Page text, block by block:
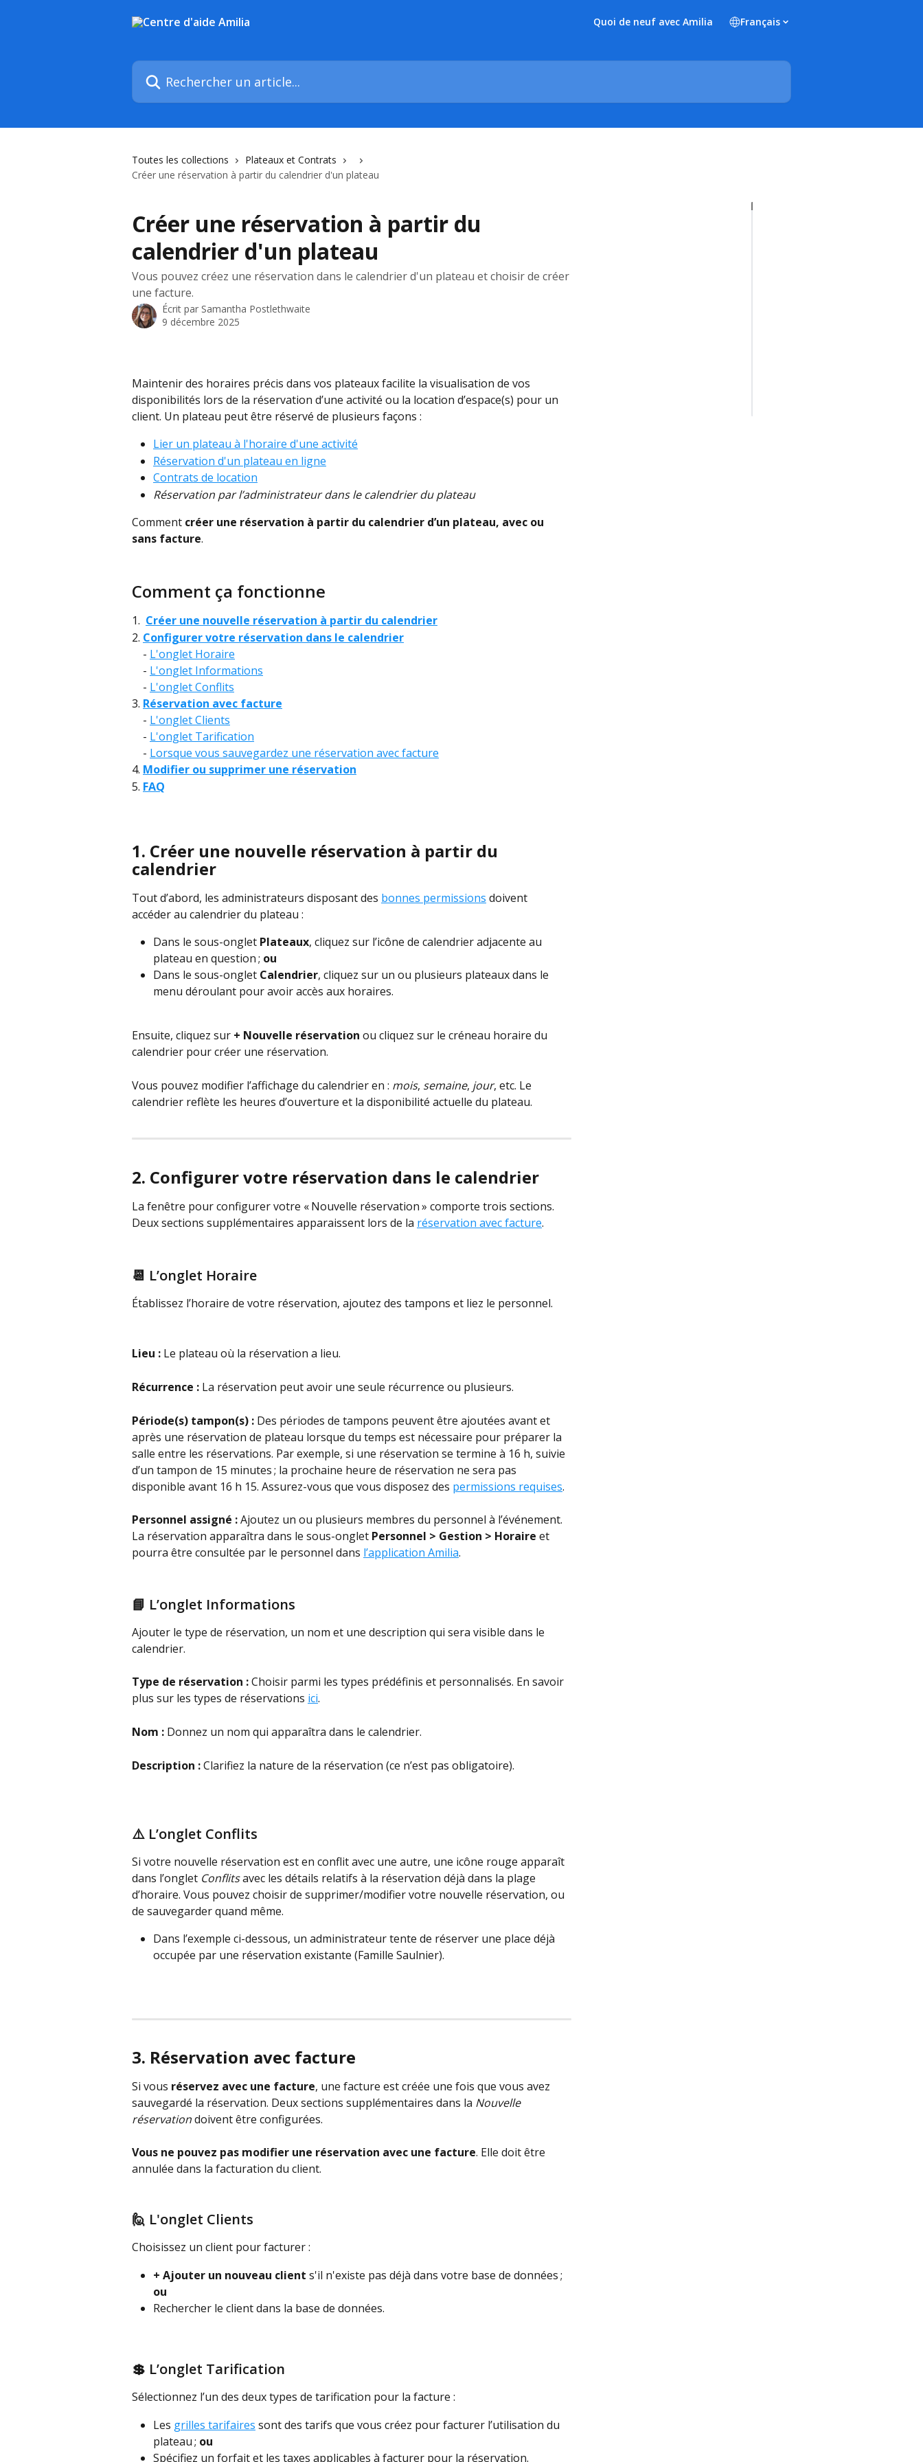
Quoi de neuf avec Amilia Français
Rechercher un article...
Toutes les collections
Plateaux et Contrats
Créer une réservation à partir du calendrier d'un plateau
Créer une réservation à partir du
calendrier d'un plateau
Vous pouvez créez une réservation dans le calendrier d'un plateau et choisir de créer
une facture.
Écrit par Samantha Postlethwaite
9 décembre 2025
Maintenir des horaires précis dans vos plateaux facilite la visualisation de vos
disponibilités lors de la réservation d’une activité ou la location d’espace(s) pour un
client. Un plateau peut être réservé de plusieurs façons :
Lier un plateau à l'horaire d'une activité
Réservation d'un plateau en ligne
Contrats de location
Réservation par l’administrateur dans le calendrier du plateau
Comment créer une réservation à partir du calendrier d’un plateau, avec ou
sans facture.
Comment ça fonctionne
1. Créer une nouvelle réservation à partir du calendrier
2. Configurer votre réservation dans le calendrier
- L'onglet Horaire
- L'onglet Informations
- L'onglet Conflits
3. Réservation avec facture
- L'onglet Clients
- L'onglet Tarification
    -
Lorsque vous sauvegardez une réservation avec facture
4. Modifier ou supprimer une réservation
5. FAQ
1. Créer une nouvelle réservation à partir du
calendrier
Tout d’abord, les administrateurs disposant des bonnes permissions doivent
accéder au calendrier du plateau :
Dans le sous-onglet Plateaux, cliquez sur l’icône de calendrier adjacente au
plateau en question ; ou
Dans le sous-onglet Calendrier, cliquez sur un ou plusieurs plateaux dans le
menu déroulant pour avoir accès aux horaires.
Ensuite, cliquez sur + Nouvelle réservation ou cliquez sur le créneau horaire du
calendrier pour créer une réservation.
Vous pouvez modifier l’affichage du calendrier en : mois, semaine, jour, etc. Le
calendrier reflète les heures d’ouverture et la disponibilité actuelle du plateau.
2. Configurer votre réservation dans le calendrier
La fenêtre pour configurer votre « Nouvelle réservation » comporte trois sections.
Deux sections supplémentaires apparaissent lors de la réservation avec facture.
📆 L’onglet Horaire
Établissez l’horaire de votre réservation, ajoutez des tampons et liez le personnel.
Lieu : Le plateau où la réservation a lieu.
Récurrence : La réservation peut avoir une seule récurrence ou plusieurs.
Période(s) tampon(s) : Des périodes de tampons peuvent être ajoutées avant et
après une réservation de plateau lorsque du temps est nécessaire pour préparer la
salle entre les réservations. Par exemple, si une réservation se termine à 16 h, suivie
d’un tampon de 15 minutes ; la prochaine heure de réservation ne sera pas
disponible avant 16 h 15. Assurez-vous que vous disposez des permissions requises.
Personnel assigné : Ajoutez un ou plusieurs membres du personnel à l’événement.
La réservation apparaîtra dans le sous-onglet Personnel > Gestion > Horaire et
pourra être consultée par le personnel dans l’application Amilia.
📘 L’onglet Informations
Ajouter le type de réservation, un nom et une description qui sera visible dans le
calendrier.
Type de réservation : Choisir parmi les types prédéfinis et personnalisés. En savoir
plus sur les types de réservations ici.
Nom : Donnez un nom qui apparaîtra dans le calendrier.
Description : Clarifiez la nature de la réservation (ce n’est pas obligatoire).
⚠️ L’onglet Conflits
Si votre nouvelle réservation est en conflit avec une autre, une icône rouge apparaît
dans l’onglet Conflits avec les détails relatifs à la réservation déjà dans la plage
d’horaire. Vous pouvez choisir de supprimer/modifier votre nouvelle réservation, ou
de sauvegarder quand même.
Dans l’exemple ci-dessous, un administrateur tente de réserver une place déjà
occupée par une réservation existante (Famille Saulnier).
3. Réservation avec facture
Si vous réservez avec une facture, une facture est créée une fois que vous avez
sauvegardé la réservation. Deux sections supplémentaires dans la Nouvelle
réservation doivent être configurées.
Vous ne pouvez pas modifier une réservation avec une facture. Elle doit être
annulée dans la facturation du client.
🙋 L'onglet Clients
Choisissez un client pour facturer :
+ Ajouter un nouveau client s'il n'existe pas déjà dans votre base de données ;
ou
Rechercher le client dans la base de données.
💲 L’onglet Tarification
Sélectionnez l’un des deux types de tarification pour la facture :
Les grilles tarifaires sont des tarifs que vous créez pour facturer l’utilisation du
plateau ; ou
Spécifiez un forfait et les taxes applicables à facturer pour la réservation.